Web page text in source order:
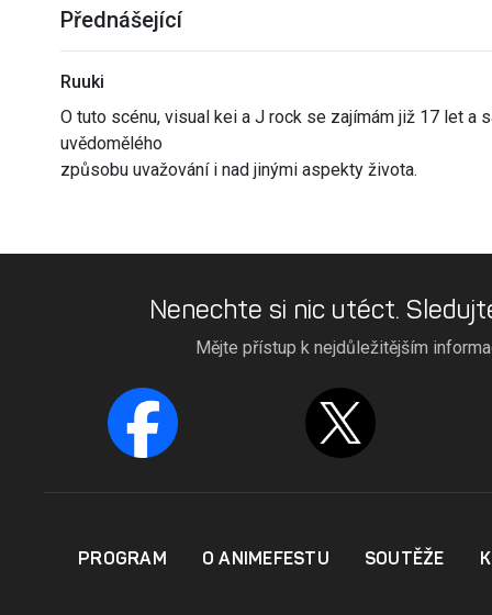
Přednášející
Ruuki
O tuto scénu, visual kei a J rock se zajímám již 17 let a
uvědomělého
způsobu uvažování i nad jinými aspekty života.
Nenechte si nic utéct.
Mějte přístup k nejdůležitějším
PROGRAM O ANIMEFESTU SOUTĚŽE